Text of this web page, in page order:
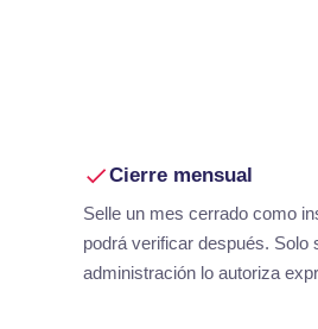
Cierre mensual
Selle un mes cerrado como
podrá verificar después. Solo
administración lo autoriza